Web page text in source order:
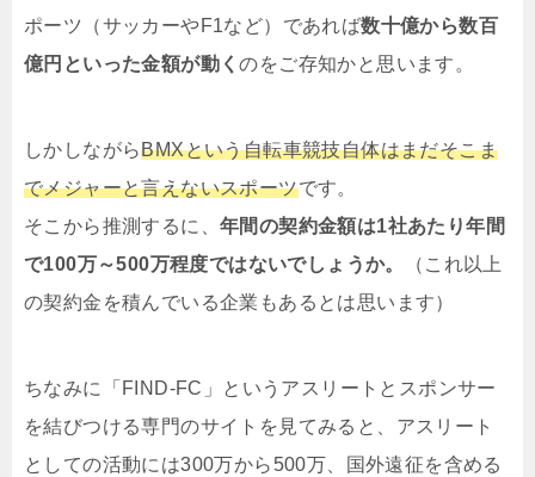
ポーツ（サッカーやF1など）であれば数十億から数百
億円といった金額が動くのをご存知かと思います。
しかしながらBMXという自転車競技自体はまだそこま
でメジャーと言えないスポーツです。
そこから推測するに、 年間の契約金額は1社あたり年間
で100万～500万程度ではないでしょうか。
（これ以上
の契約金を積んでいる企業もあるとは思います）
ちなみに「FIND-FC」というアスリートとスポンサー
を結びつける専門のサイトを見てみると、アスリート
としての活動には300万から500万、国外遠征を含める